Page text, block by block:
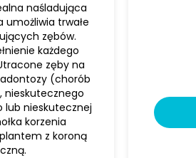
naśladująca
trwałe
zębów.
każdego
zęby na
(chorób
nieskutecznego
lub nieskutecznej
korzenia
z koroną